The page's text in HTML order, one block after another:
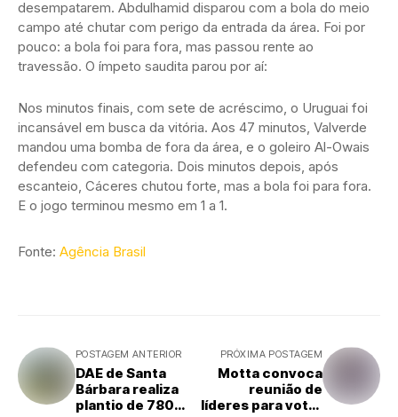
desempatarem. Abdulhamid disparou com a bola do meio
campo até chutar com perigo da entrada da área. Foi por
pouco: a bola foi para fora, mas passou rente ao
travessão. O ímpeto saudita parou por aí:
Nos minutos finais, com sete de acréscimo, o Uruguai foi
incansável em busca da vitória. Aos 47 minutos, Valverde
mandou uma bomba de fora da área, e o goleiro Al-Owais
defendeu com categoria. Dois minutos depois, após
escanteio, Cáceres chutou forte, mas a bola foi para fora.
E o jogo terminou mesmo em 1 a 1.
Fonte: Agência Brasil
POSTAGEM ANTERIOR
DAE de Santa
Bárbara realiza
plantio de 780
PRÓXIMA POSTAGEM
Motta convoca
reunião de
líderes para votar